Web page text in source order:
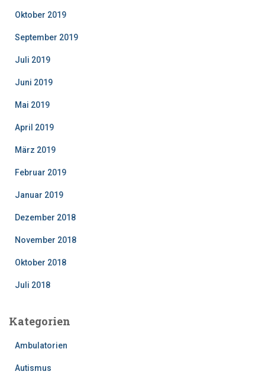
Oktober 2019
September 2019
Juli 2019
Juni 2019
Mai 2019
April 2019
März 2019
Februar 2019
Januar 2019
Dezember 2018
November 2018
Oktober 2018
Juli 2018
Kategorien
Ambulatorien
Autismus